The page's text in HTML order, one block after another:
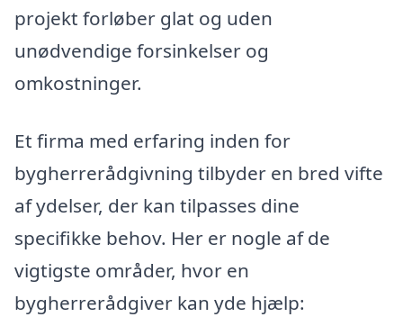
projekt forløber glat og uden
unødvendige forsinkelser og
omkostninger.
Et firma med erfaring inden for
bygherrerådgivning tilbyder en bred vifte
af ydelser, der kan tilpasses dine
specifikke behov. Her er nogle af de
vigtigste områder, hvor en
bygherrerådgiver kan yde hjælp: